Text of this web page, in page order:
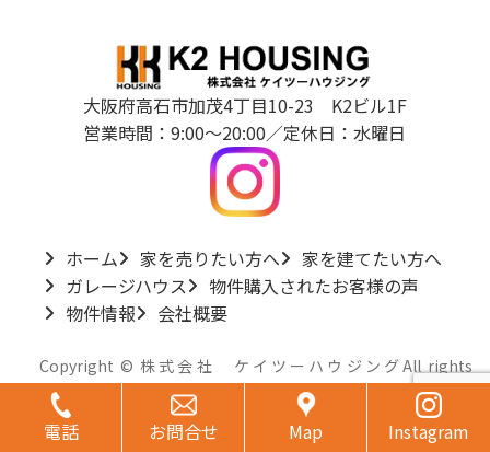
電話
グ
お問合せ
グ
Map
グ
Instagram
グ
大阪府高石市加茂4丁目10-23 K2ビル1F
営業時間：9:00～20:00／定休日：水曜日
ホーム 家を売りたい方へ
家を建てたい方へ
ガレージハウス
物件購入されたお客様の声
物件情報
会社概要
Copyright © 株式会社 ケイツーハウジングAll rights
reserved.